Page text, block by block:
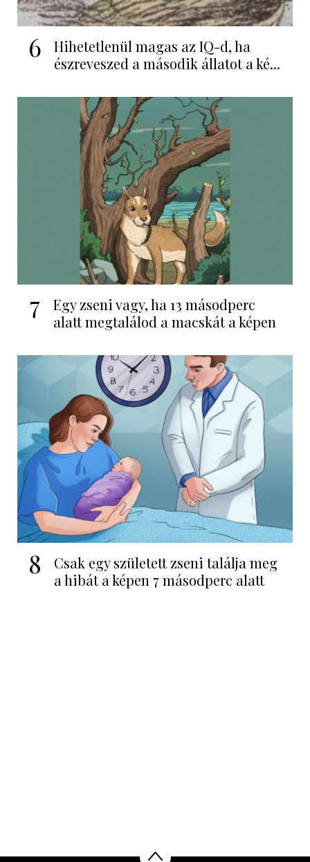
6
Hihetetlenül magas az IQ-d, ha
észreveszed a második állatot a ké...
7
Egy zseni vagy, ha 13 másodperc
alatt megtalálod a macskát a képen
8
Csak egy született zseni találja meg
a hibát a képen 7 másodperc alatt